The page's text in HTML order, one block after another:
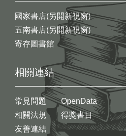
國家書店(另開新視窗)
五南書店(另開新視窗)
寄存圖書館
相關連結
常見問題
相關法規
友善連結
OpenData
得獎書目